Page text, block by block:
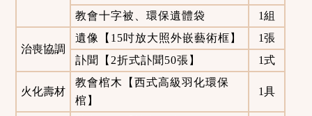
教會十字被、環保遺體袋
1組
治喪協調
遺像【15吋放大照外嵌藝術框】
1張
訃聞【2折式訃聞50張】
1式
火化壽材
教會棺木【西式高級羽化環保
棺】
1具